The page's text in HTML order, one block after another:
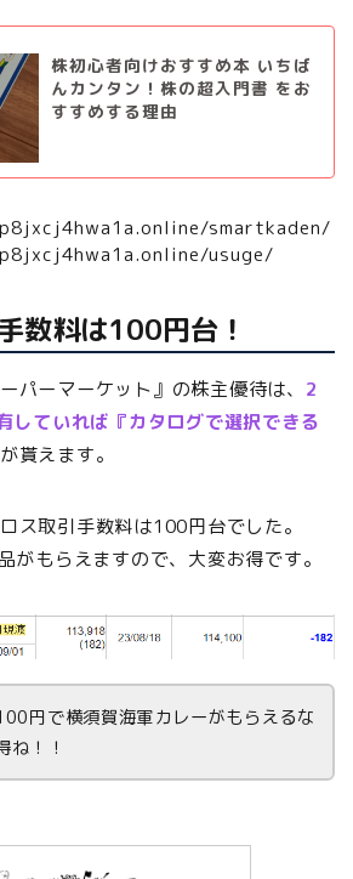
株初心者向けおすすめ本 いちば
んカンタン！株の超入門書 をお
すすめする理由
smartkaden/
usuge/
数料は100円台！
パーマーケット』の株主優待は、 2
ていれば『カタログで選択できる
が貰えます。
ス取引手数料は100円台でした。
がもらえますので、大変お得です。
円で横須賀海軍カレーがもらえるな
ね！！